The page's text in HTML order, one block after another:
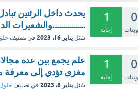
0
1
إجابة
يحدث داخل الرئتين
.................والشعيرات
سُئل يناير 16، 2023 في تصنيف
0
1
إجابة
علم يجمع بين عدة
مغزى تؤدي إلى معرفة
سُئل يناير 8، 2023 في تصنيف حلول